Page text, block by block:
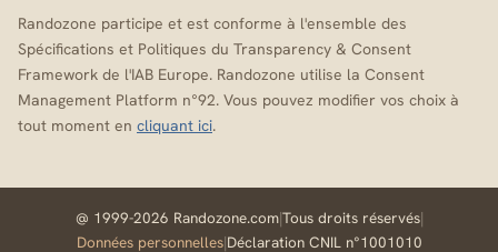
Randozone participe et est conforme à l'ensemble des
Spécifications et Politiques du Transparency & Consent
Framework de l'IAB Europe. Randozone utilise la Consent
Management Platform n°92. Vous pouvez modifier vos choix à
tout moment en cliquant ici.
@ 1999-2026 Randozone.com|Tous droits réservés|
Données personnelles|Déclaration CNIL n°1001010